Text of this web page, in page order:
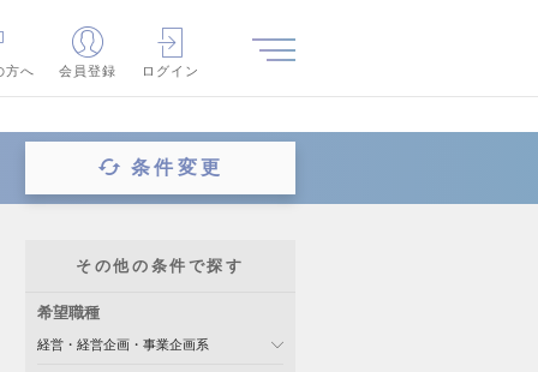
方へ 会員登録 ログイン
条件変更
その他の条件で探す
希望職種
経営・経営企画・事業企画系